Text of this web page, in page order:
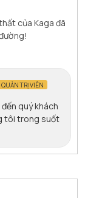
của Kaga đã
QUẢN TRỊ VIÊN
quý khách
tôi trong suốt